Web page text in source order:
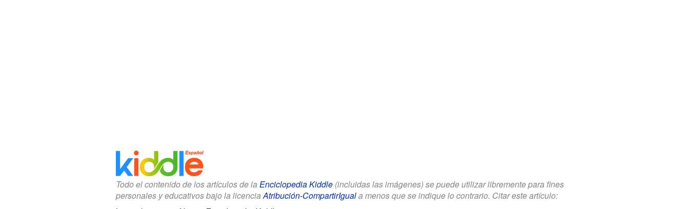
Todo el contenido de los artículos de la Enciclopedia Kiddle(incluidas las imágenes) se puede utilizar libremente para fines
personales y educativos bajo la licencia Atribución-CompartirIguala menos que se indique lo contrario. Citar este artículo: